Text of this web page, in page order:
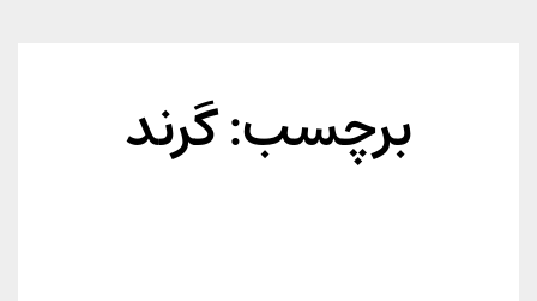
برچسب: گرند